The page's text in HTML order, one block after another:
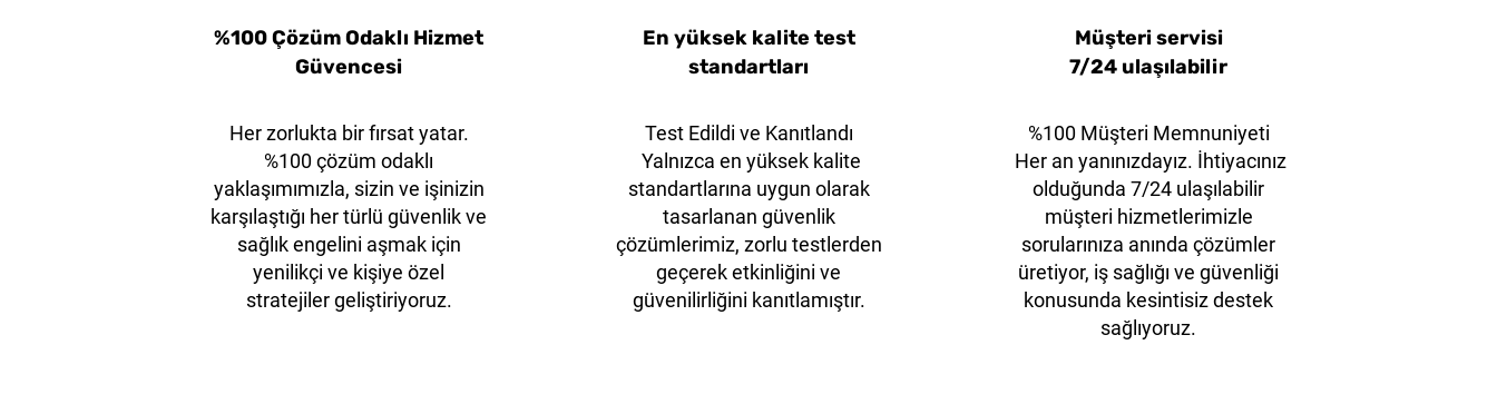
%100 Çözüm Odaklı Hizmet
Güvencesi
Her zorlukta bir fırsat yatar.
%100 çözüm odaklı
yaklaşımımızla, sizin ve işinizin
karşılaştığı her türlü güvenlik ve
sağlık engelini aşmak için
yenilikçi ve kişiye özel
stratejiler geliştiriyoruz.
En yüksek kalite test
standartları
Test Edildi ve Kanıtlandı
Yalnızca en yüksek kalite
standartlarına uygun olarak
tasarlanan güvenlik
çözümlerimiz, zorlu testlerden
geçerek etkinliğini ve
güvenilirliğini kanıtlamıştır.
Müşteri servisi
7/24 ulaşılabilir
%100 Müşteri Memnuniyeti
Her an yanınızdayız. İhtiyacınız
olduğunda 7/24 ulaşılabilir
müşteri hizmetlerimizle
sorularınıza anında çözümler
üretiyor, iş sağlığı ve güvenliği
konusunda kesintisiz destek
sağlıyoruz.